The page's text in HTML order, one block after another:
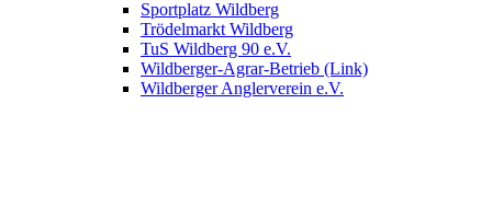
Sportplatz Wildberg
Trödelmarkt Wildberg
TuS Wildberg 90 e.V.
Wildberger-Agrar-Betrieb (Link)
Wildberger Anglerverein e.V.